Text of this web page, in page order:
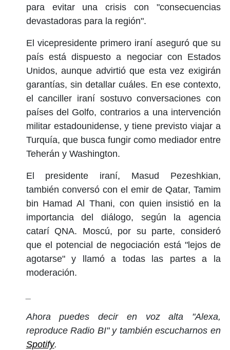
para evitar una crisis con "consecuencias
devastadoras para la región".
El vicepresidente primero iraní aseguró que su
país está dispuesto a negociar con Estados
Unidos, aunque advirtió que esta vez exigirán
garantías, sin detallar cuáles. En ese contexto,
el canciller iraní sostuvo conversaciones con
países del Golfo, contrarios a una intervención
militar estadounidense, y tiene previsto viajar a
Turquía, que busca fungir como mediador entre
Teherán y Washington.
El presidente iraní, Masud Pezeshkian,
también conversó con el emir de Qatar, Tamim
bin Hamad Al Thani, con quien insistió en la
importancia del diálogo, según la agencia
catarí QNA. Moscú, por su parte, consideró
que el potencial de negociación está "lejos de
agotarse" y llamó a todas las partes a la
moderación.
Ahora puedes decir en voz alta "Alexa,
reproduce Radio BI" y también escucharnos en
Spotify.